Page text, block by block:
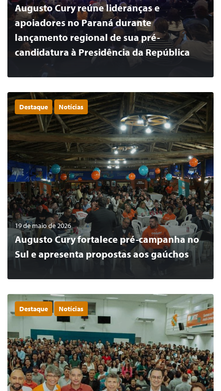
Augusto Cury reúne lideranças e
apoiadores no Paraná durante
lançamento regional de sua pré-
candidatura à Presidência da República
LER MAIS 0
Destaque Notícias
19 de maio de 2026
Augusto Cury fortalece pré-campanha no
Sul e apresenta propostas aos gaúchos
LER MAIS
Destaque Notícias